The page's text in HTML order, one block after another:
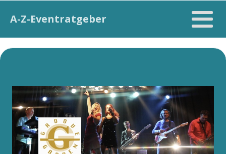
A-Z-Eventratgeber